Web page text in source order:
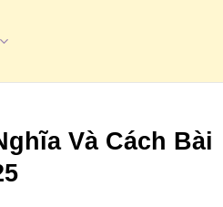
Và Cách Bài